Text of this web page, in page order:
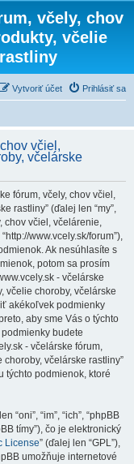
včely, chov
včelie
Prihlásiť sa
Vytvoriť účet
včiel,
včelárske
fórum, včely, chov včiel,
rastliny” (ďalej len “my”,
chov včiel, včelárenie,
www.vcely.sk/forum”),
Ak nesúhlasíte s
potom sa prosím
- včelárske
včelie choroby, včelárske
akékoľvek podmienky
aby sme Vás o týchto
budete
- včelárske fórum,
včelárske rastliny”
týchto podmienok, ktoré
“oni”, “im”, “ich”, “phpBB
tímy”), čo je elektronický
License” (ďalej len “GPL”),
umožňuje internetové